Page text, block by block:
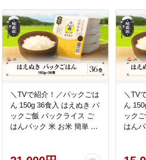
＼TVで紹介！／パックごは
ん 150g 36食入 はえぬき パ
ックご飯 パックライス ご
はんパック 米 お米 簡単 レ
＼TV
ん
ック
はん